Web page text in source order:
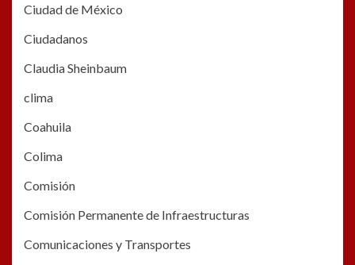
Ciudad de México
Ciudadanos
Claudia Sheinbaum
clima
Coahuila
Colima
Comisión
Comisión Permanente de Infraestructuras
Comunicaciones y Transportes